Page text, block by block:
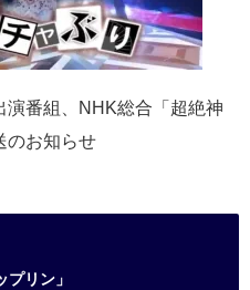
番組、
NHK総合「超絶神
のお知らせ
リン」